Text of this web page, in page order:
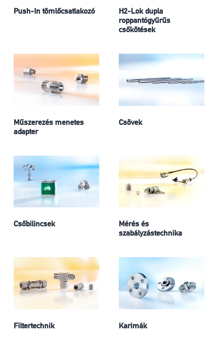
Push-In tömlőcsatlakozó
H2-Lok dupla
roppantógyűrűs
csőkötések
Műszerezés menetes
adapter
Csövek
Csőbilincsek
Mérés és
szabályzástechnika
Filtertechnik Karimák